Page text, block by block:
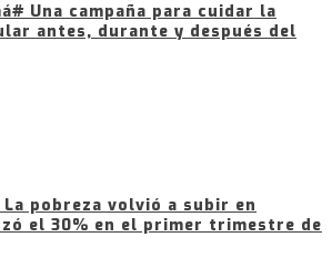
Una campaña para cuidar la
antes, durante y después del
pobreza volvió a subir en
el 30% en el primer trimestre de